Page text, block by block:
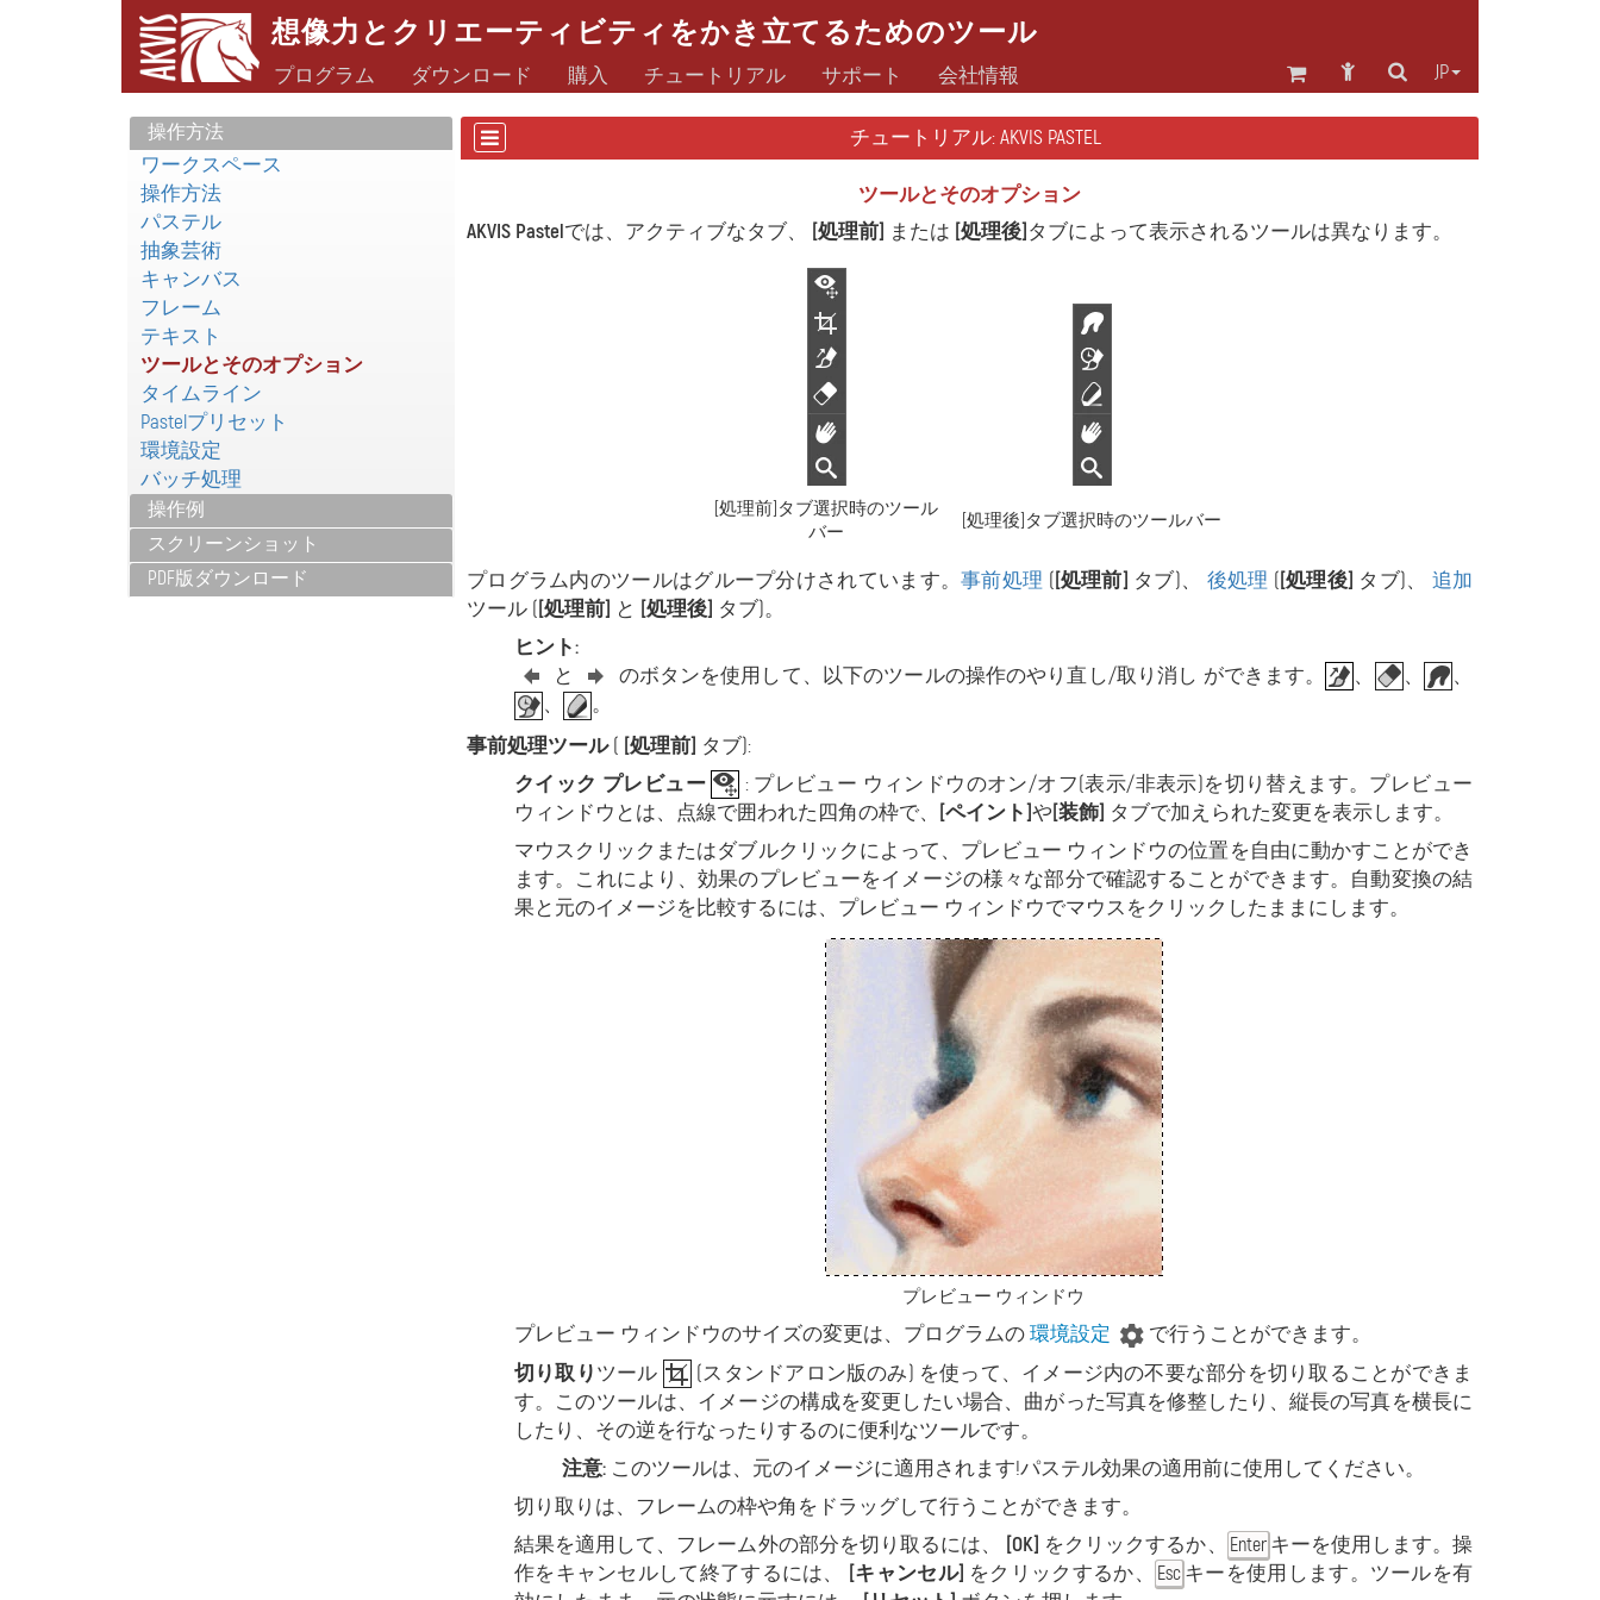
想像力とクリエーティビティをかき立てるためのツール
JP
プログラム ダウンロード 購入 チュートリアル サポート 会社情報
操作方法
ワークスペース
操作方法
パステル
抽象芸術
キャンバス
フレーム
テキスト
ツールとそのオプション
タイムライン
Pastelプリセット
環境設定
バッチ処理
操作例
スクリーンショット
PDF版ダウンロード
チュートリアル: AKVIS PASTEL
ツールとそのオプション
AKVIS Pastelでは、アクティブなタブ、 [処理前] または [処理後]タブによって表示されるツールは異なります。
[処理前]タブ選択時のツール
バー
[処理後]タブ選択時のツールバー
プログラム内のツールはグループ分けされています。事前処理 ([処理前] タブ)、 後処理 ([処理後] タブ)、 追加
ツール ([処理前] と [処理後] タブ)。
ヒント:
と
のボタンを使用して、以下のツールの操作のやり直し/取り消し ができます。 、 、
、
、
。
事前処理ツール( [処理前] タブ):
クイック プレビュー
: プレビュー ウィンドウのオン/オフ(表示/非表示)を切り替えます。プレビュー
ウィンドウとは、点線で囲われた四角の枠で、 [ペイント]や[装飾] タブで加えられた変更を表示します。
マウスクリックまたはダブルクリックによって、プレビュー ウィンドウの位置を自由に動かすことができ
ます。これにより、効果のプレビューをイメージの様々な部分で確認することができます。自動変換の結
果と元のイメージを比較するには、プレビュー ウィンドウでマウスをクリックしたままにします。
プレビュー ウィンドウ
プレビュー ウィンドウのサイズの変更は、プログラムの環境設定
で行うことができます。
切り取りツール
(スタンドアロン版のみ) を使って、イメージ内の不要な部分を切り取ることができま
す。このツールは、イメージの構成を変更したい場合、曲がった写真を修整したり、縦長の写真を横長に
したり、その逆を行なったりするのに便利なツールです。
注意: このツールは、元のイメージに適用されます!パステル効果の適用前に使用してください。
切り取りは、フレームの枠や角をドラッグして行うことができます。
結果を適用して、フレーム外の部分を切り取るには、 [OK] をクリックするか、 Enter キーを使用します。操
作をキャンセルして終了するには、 [キャンセル] をクリックするか、 Esc キーを使用します。ツールを有